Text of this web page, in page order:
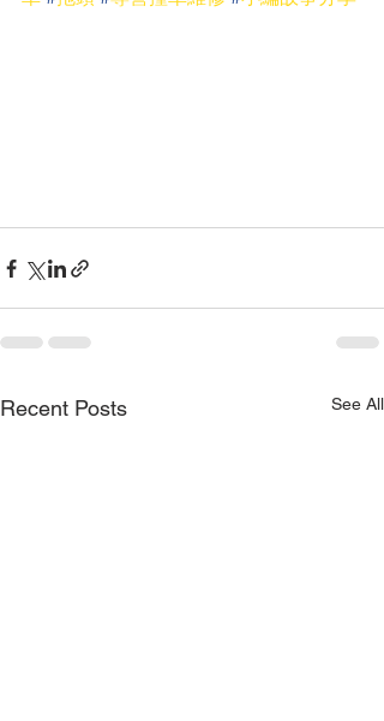
Recent Posts See All